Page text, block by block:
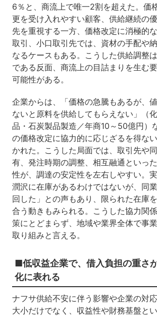
6％と、商流上で唯一2割を超えた。価
更を受け入れやすい顧客、供給継続の
先を重視する一方、価格改定に消極的
取引、小口取引先では、資材の手配や
なるケースもある。こうした供給調整
である反面、商流上の目詰まりを生む
可能性がある。
企業からは、「価格の急騰もあるが、
ないと原料を供給してもらえない」（
品・石炭製品製造／年商10～50億円）
の価格改定に協力的に応じざるを得な
かれた。こうした局面では、取引先や
有、発注時期の調整、相互融通といっ
性が、調達の安定性を左右しやすい。
潤沢に在庫があるわけではないが、同
回した」との声もあり、限られた在庫
合う動きもみられる。こうした協力関
策にとどまらず、地域や業界全体で事
取り組みと言える。
■低収益企業で、借入負担の重さ
化に表れる
ナフサ供給不安に伴う影響や企業の対
大小だけでなく、収益性や財務基盤と